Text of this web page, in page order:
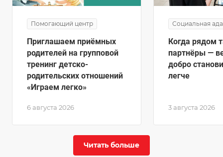
Помогающий центр
6 августа 2026
Приглашаем приёмных
родителей на групповой
тренинг детско-
родительских отношений
«Играем легко»
Социальная
3 августа 2026
Когда рядом
партнёры —
добро
легче
Читать больше